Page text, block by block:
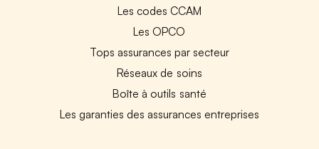
Les codes CCAM
Les OPCO
Tops assurances par secteur
Réseaux de soins
Boîte à outils santé
Les garanties des assurances entreprises